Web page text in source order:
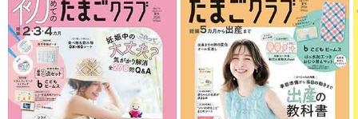
とブロッコリーのピラフ
離乳完了期 1才～1才6カ月ごろ「ごはん・おか
ゆ」のレシピ一覧はこちら